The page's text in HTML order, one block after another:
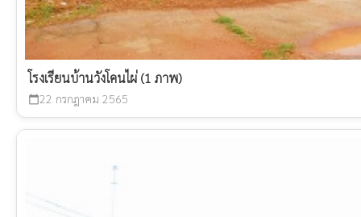
โรงเรียนบ้านวังโคนไผ่ (1 ภาพ)
calendar_today22 กรกฎาคม 2565